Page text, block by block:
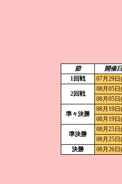
節 開催日
1回戦
07月29
2回戦
08月05
08月05
準々決勝
08月19
08月19
準決勝
08月25
08月25
決勝
08月26